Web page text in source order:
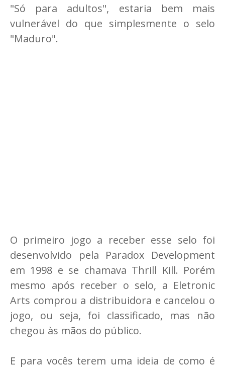
"Só para adultos", estaria bem mais
vulnerável do que simplesmente o selo
"Maduro".
O primeiro jogo a receber esse selo foi
desenvolvido pela Paradox Development
em 1998 e se chamava Thrill Kill. Porém
mesmo após receber o selo, a Eletronic
Arts comprou a distribuidora e cancelou o
jogo, ou seja, foi classificado, mas não
chegou às mãos do público.
E para vocês terem uma ideia de como é